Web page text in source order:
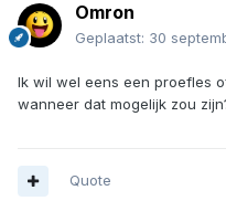
Omron
Geplaatst: 30
Ik wil wel eens een proefles
wanneer dat mogelijk zou
Quote